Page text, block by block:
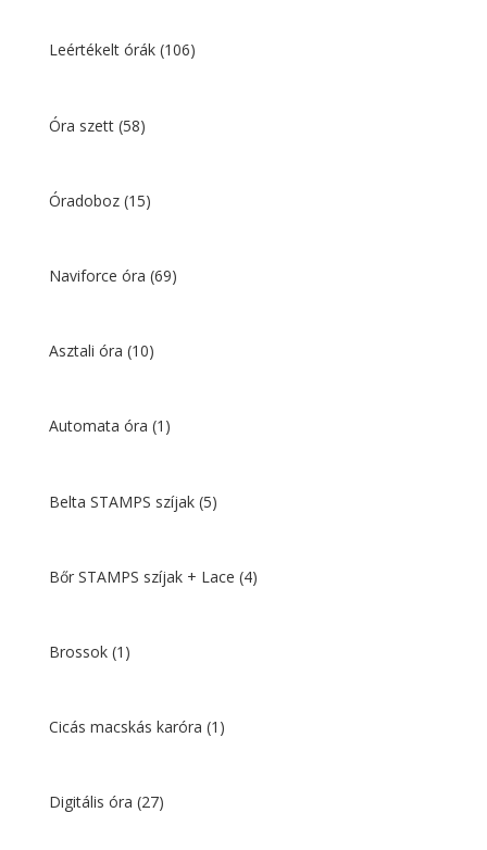
Leértékelt órák (106)
Óra szett (58)
Óradoboz (15)
Naviforce óra (69)
Asztali óra (10)
Automata óra (1)
Belta STAMPS szíjak (5)
Bőr STAMPS szíjak + Lace (4)
Brossok (1)
Cicás macskás karóra (1)
Digitális óra (27)